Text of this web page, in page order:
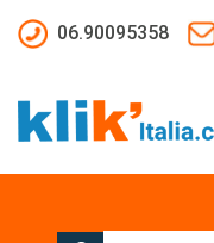
06.90095358